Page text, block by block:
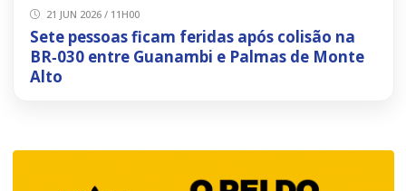
21 JUN 2026 / 11H00
Sete pessoas ficam feridas após colisão na
BR‑030 entre Guanambi e Palmas de Monte
Alto